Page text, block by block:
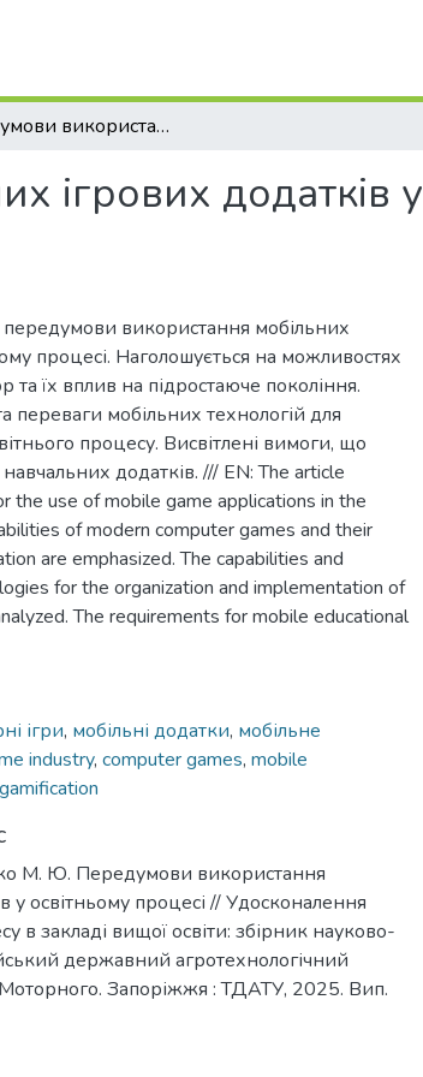
Передумови використання мобільних ігрових додатків у освітньому процесі
ігрових додатків у
передумови використання мобільних
процесі. Наголошується на можливостях
та їх вплив на підростаюче покоління.
переваги мобільних технологій для
процесу. Висвітлені вимоги, що
додатків. /// EN: The article
the use of mobile game applications in the
of modern computer games and their
are emphasized. The capabilities and
for the organization and implementation of
The requirements for mobile educational
ігри, мобільні додатки, мобільне
industry, computer games, mobile
gamification
М. Ю. Передумови використання
у освітньому процесі // Удосконалення
в закладі вищої освіти: збірник науково-
державний агротехнологічний
Запоріжжя : ТДАТУ, 2025. Вип.